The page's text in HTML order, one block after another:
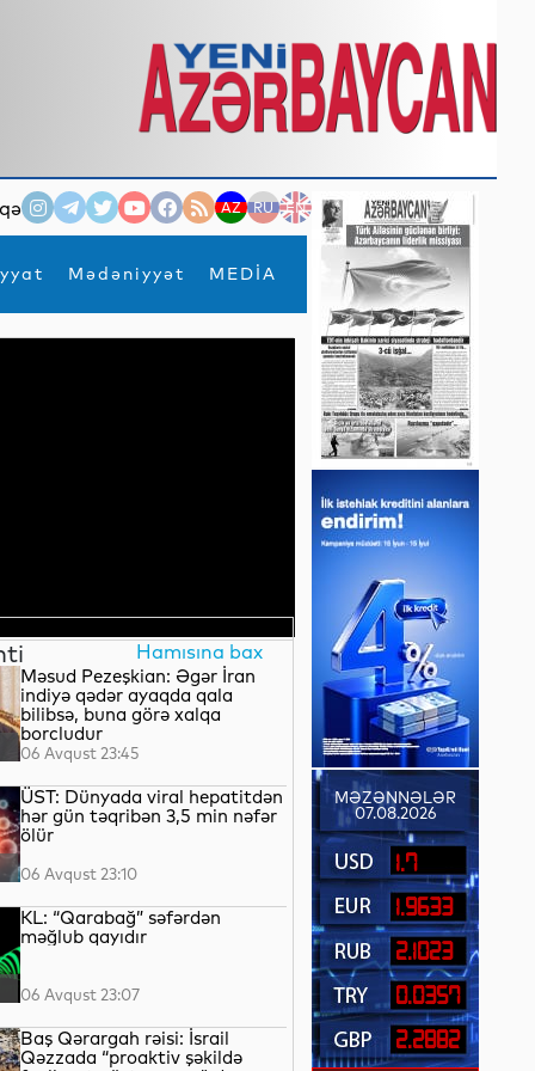
AZ RU EN
Mədəniyyət MEDİA
×
Hamısına bax
Məsud Pezeşkian: Əgər İran
indiyə qədər ayaqda qala
bilibsə, buna görə xalqa
borcludur
06 Avqust 23:45
ÜST: Dünyada viral hepatitdən
hər gün təqribən 3,5 min nəfər
ölür
06 Avqust 23:10
KL: “Qarabağ” səfərdən
məğlub qayıdır
06 Avqust 23:07
Baş Qərargah rəisi: İsrail
Qəzzada “proaktiv şəkildə
MƏZƏNNƏLƏR
07.08.2026
1.7
1.9633
2.1023
0.0357
2.2882